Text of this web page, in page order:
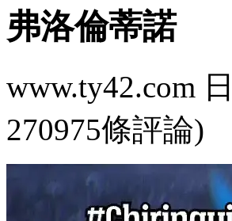
弗洛倫蒂諾
www.ty42.com
270975條評論)